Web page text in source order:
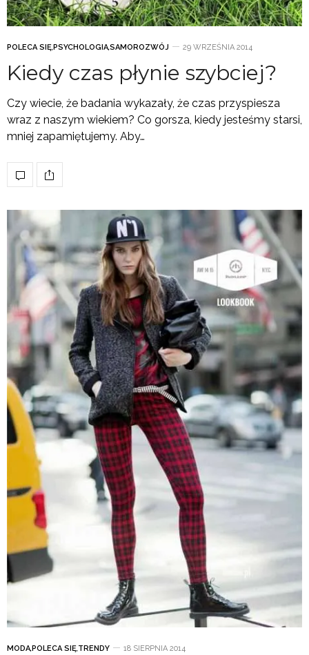
POLECA SIĘ,PSYCHOLOGIA,SAMOROZWÓJ 29 WRZEŚNIA 2014
Kiedy czas płynie szybciej?
Czy wiecie, że badania wykazały, że czas przyspiesza
wraz z naszym wiekiem? Co gorsza, kiedy jesteśmy starsi,
mniej zapamiętujemy. Aby…
MODA,POLECA SIĘ,TRENDY 18 SIERPNIA 2014